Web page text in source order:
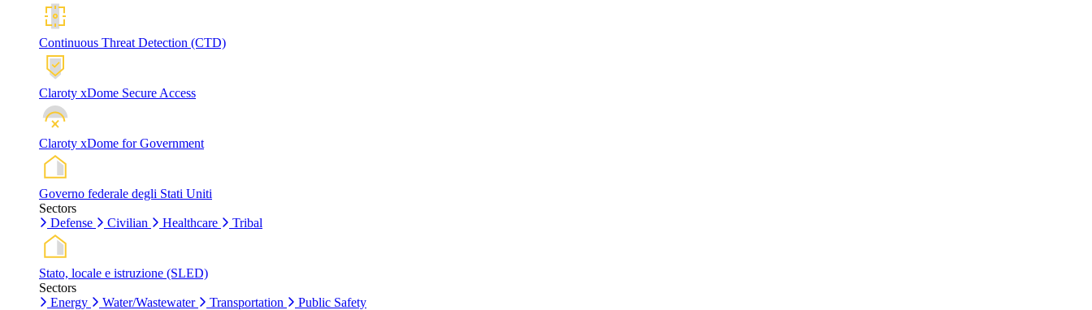
Continuous Threat Detection (CTD)
Claroty xDome Secure Access
Claroty xDome for Government
Governo federale degli Stati Uniti
Sectors
Defense
Civilian Healthcare Tribal
Stato, locale e istruzione (SLED)
Sectors
Energy
Water/Wastewater Transportation Public Safety